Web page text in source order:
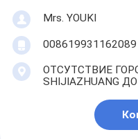
Mrs. YOUKI
008619931162089
ОТСУТСТВИЕ
SHIJIAZHUANG